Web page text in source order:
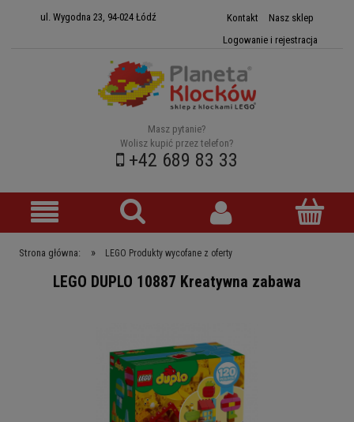
ul. Wygodna 23, 94-024 Łódź Kontakt
Nasz sklep
Logowanie i rejestracja
Masz pytanie?
Wolisz kupić przez telefon?
+42 689 83 33
Strona główna: » LEGO Produkty wycofane z oferty
LEGO DUPLO 10887 Kreatywna zabawa